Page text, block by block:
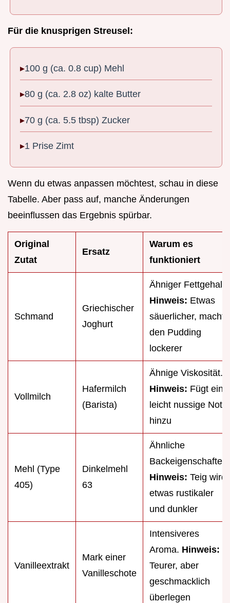
Für die knusprigen Streusel:
100 g (ca. 0.8 cup) Mehl
80 g (ca. 2.8 oz) kalte Butter
70 g (ca. 5.5 tbsp) Zucker
1 Prise Zimt
Wenn du etwas anpassen möchtest, schau in diese
Tabelle. Aber pass auf, manche Änderungen
beeinflussen das Ergebnis spürbar.
Original
Zutat
Ersatz
Warum es
funktioniert
Schmand
Griechischer
Joghurt
Ähniger Fettgehalt.
Hinweis: Etwas
säuerlicher, macht
den Pudding
lockerer
Vollmilch
Hafermilch
(Barista)
Ähnige Viskosität.
Hinweis: Fügt eine
leicht nussige Note
hinzu
Mehl (Type
405)
Dinkelmehl
63
Ähnliche
Backeigenschaften.
Hinweis: Teig wird
etwas rustikaler
und dunkler
Vanilleextrakt
Mark einer
Vanilleschote
Intensiveres
Aroma. Hinweis:
Teurer, aber
geschmacklich
überlegen